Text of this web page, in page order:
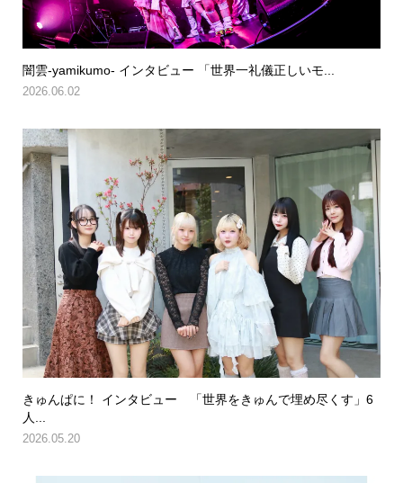
闇雲-yamikumo- インタビュー 「世界一礼儀正しいモ...
2026.06.02
きゅんぱに！ インタビュー 「世界をきゅんで埋め尽くす」6
人...
2026.05.20